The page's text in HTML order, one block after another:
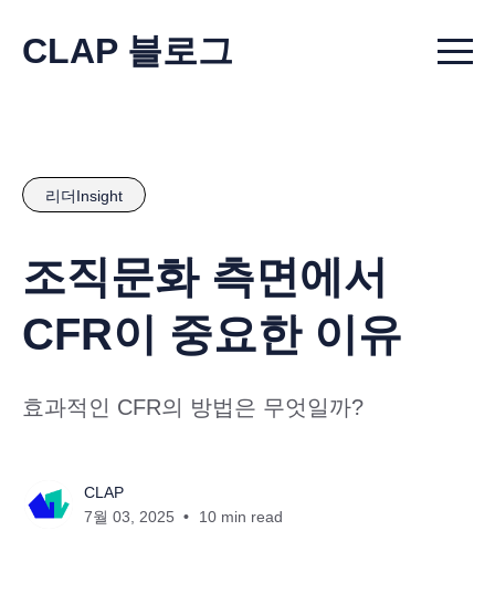
CLAP 블로그 Menu
리더Insight
조직문화 측면에서
CFR이 중요한 이유
효과적인 CFR의 방법은 무엇일까?
CLAP
7월 03, 2025
10 min read